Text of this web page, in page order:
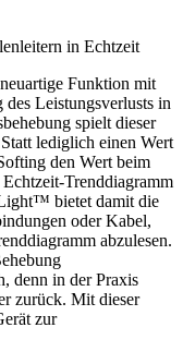
in Echtzeit
Funktion mit
Leistungsverlusts in
spielt dieser
lediglich einen Wert
den Wert beim
Trenddiagramm
bietet damit die
oder Kabel,
abzulesen.
denn in der Praxis
zurück. Mit dieser
zur